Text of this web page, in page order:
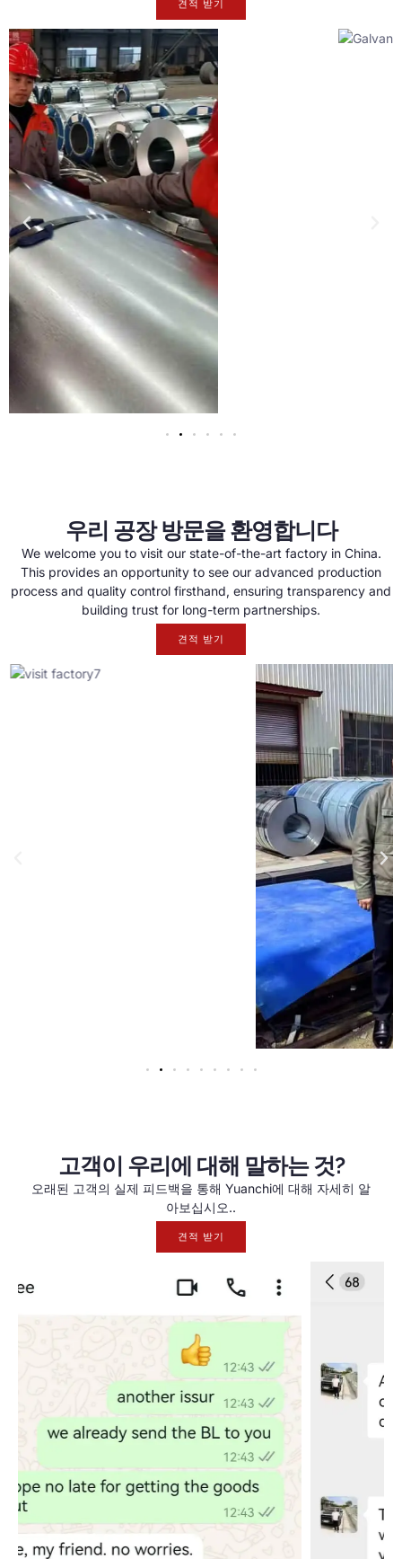
견적 받기
우리 공장 방문을 환영합니다
We welcome you to visit our state-of-the-art factory in China.
This provides an opportunity to see our advanced production
process and quality control firsthand, ensuring transparency and
building trust for long-term partnerships.
견적 받기
고객이 우리에 대해 말하는 것?
오래된 고객의 실제 피드백을 통해 Yuanchi에 대해 자세히 알
아보십시오..
견적 받기